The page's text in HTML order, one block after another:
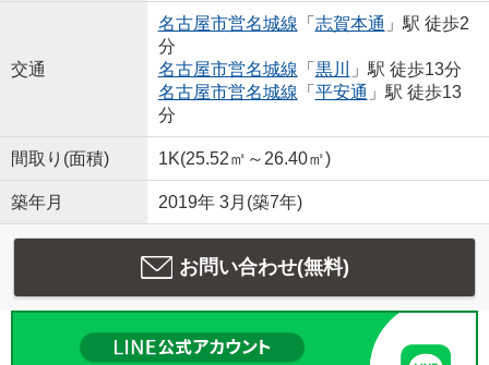
交通
名古屋市営名城線 「 志賀本通 」駅 徒歩2
分
名古屋市営名城線 「 黒川
」駅 徒歩13分
名古屋市営名城線 「 平安通 」駅 徒歩13
分
間取り(面積) 1K(25.52㎡～26.40㎡)
築年月 2019年 3月(築7年)
お問い合わせ(無料)